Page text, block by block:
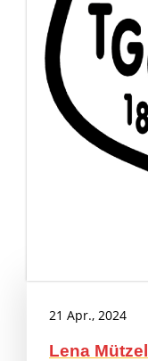
21 Apr., 2024
Lena Mützel